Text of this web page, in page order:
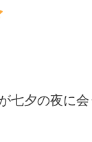
七夕の夜に